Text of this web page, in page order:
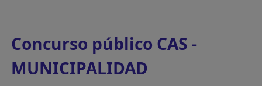
Concurso público CAS -
MUNICIPALIDAD